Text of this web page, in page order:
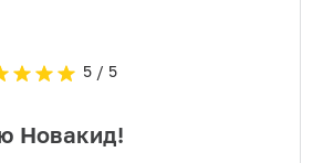
5/ 5
Новакид!